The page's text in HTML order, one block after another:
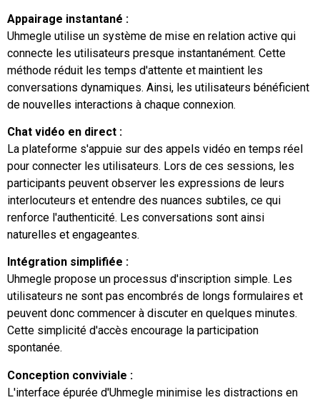
Appairage instantané :
Uhmegle utilise un système de mise en relation active qui
connecte les utilisateurs presque instantanément. Cette
méthode réduit les temps d'attente et maintient les
conversations dynamiques. Ainsi, les utilisateurs bénéficient
de nouvelles interactions à chaque connexion.
Chat vidéo en direct :
La plateforme s'appuie sur des appels vidéo en temps réel
pour connecter les utilisateurs. Lors de ces sessions, les
participants peuvent observer les expressions de leurs
interlocuteurs et entendre des nuances subtiles, ce qui
renforce l'authenticité. Les conversations sont ainsi
naturelles et engageantes.
Intégration simplifiée :
Uhmegle propose un processus d'inscription simple. Les
utilisateurs ne sont pas encombrés de longs formulaires et
peuvent donc commencer à discuter en quelques minutes.
Cette simplicité d'accès encourage la participation
spontanée.
Conception conviviale :
L'interface épurée d'Uhmegle minimise les distractions en